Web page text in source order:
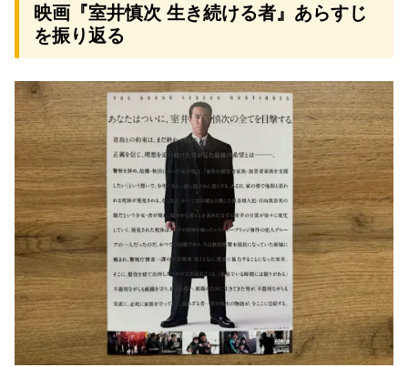
映画『室井慎次 生き続ける者』あらすじ
を振り返る